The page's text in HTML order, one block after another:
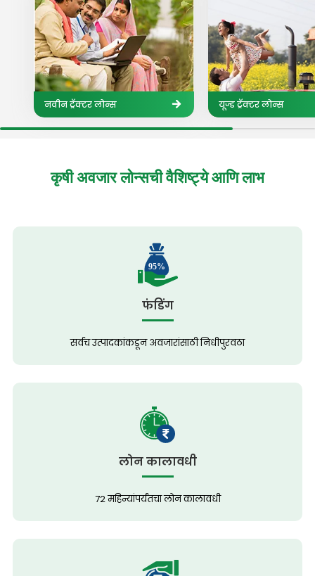
नवीन ट्रॅक्टर लोन्स यूज्ड ट्रॅक्टर लोन्स
कृषी अवजार लोन्सचीवैशिष्ट्ये आणि लाभ
फंडिंग
सर्वच उत्पादकांकडून अवजारांसाठी निधीपुरवठा
लोन कालावधी
72 महिन्यांपर्यंतचा लोन कालावधी